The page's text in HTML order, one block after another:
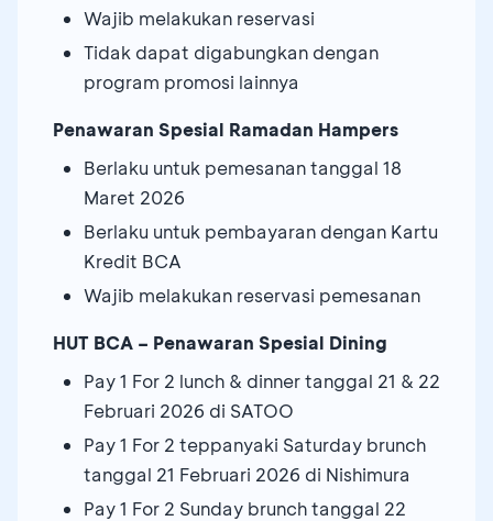
Wajib melakukan reservasi
Tidak dapat digabungkan dengan
program promosi lainnya
Penawaran Spesial Ramadan Hampers
Berlaku untuk pemesanan tanggal 18
Maret 2026
Berlaku untuk pembayaran dengan Kartu
Kredit BCA
Wajib melakukan reservasi pemesanan
HUT BCA – Penawaran Spesial Dining
Pay 1 For 2 lunch & dinner tanggal 21 & 22
Februari 2026 di SATOO
Pay 1 For 2 teppanyaki Saturday brunch
tanggal 21 Februari 2026 di Nishimura
Pay 1 For 2 Sunday brunch tanggal 22